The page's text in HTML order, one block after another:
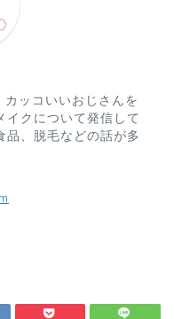
ッコいいおじさんを
イクについて発信して
品、脱毛などの話が多